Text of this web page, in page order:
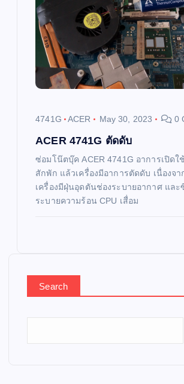
4741G ACER May 30, 2023 0
ACER 4741G ตัดดับ
ซ่อมโน๊ตบุ๊ค ACER 4741G อาการเปิดใ
สักพัก แล้วเครื่องมีอาการตัดดับ เนื่องจ
เครื่องมีฝุ่นอุดตันช่องระบายอากาศ แล
ระบายความร้อน CPU เสื่อม
Search